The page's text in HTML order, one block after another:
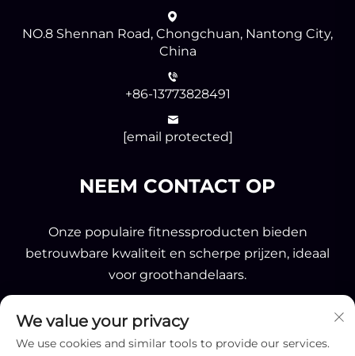
NO.8 Shennan Road, Chongchuan, Nantong City,
China
+86-13773828491
[email protected]
NEEM CONTACT OP
Onze populaire fitnessproducten bieden
betrouwbare kwaliteit en scherpe prijzen, ideaal
voor groothandelaars.
We value your privacy
We use cookies and similar tools to provide our services.